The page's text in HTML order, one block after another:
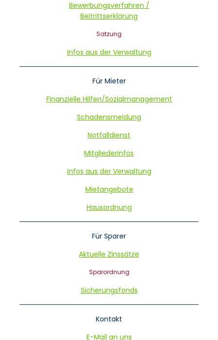
Bewerbungsverfahren /
Beitrittserklärung
Satzung
Infos aus der Verwaltung
Für Mieter
Finanzielle Hilfen/Sozialmanagement
Schadensmeldung
Notfalldienst
Mitgliederinfos
Infos aus der Verwaltung
Mietangebote
Hausordnung
Für Sparer
Aktuelle Zinssätze
Sparordnung
Sicherungsfonds
Kontakt
E-Mail an uns